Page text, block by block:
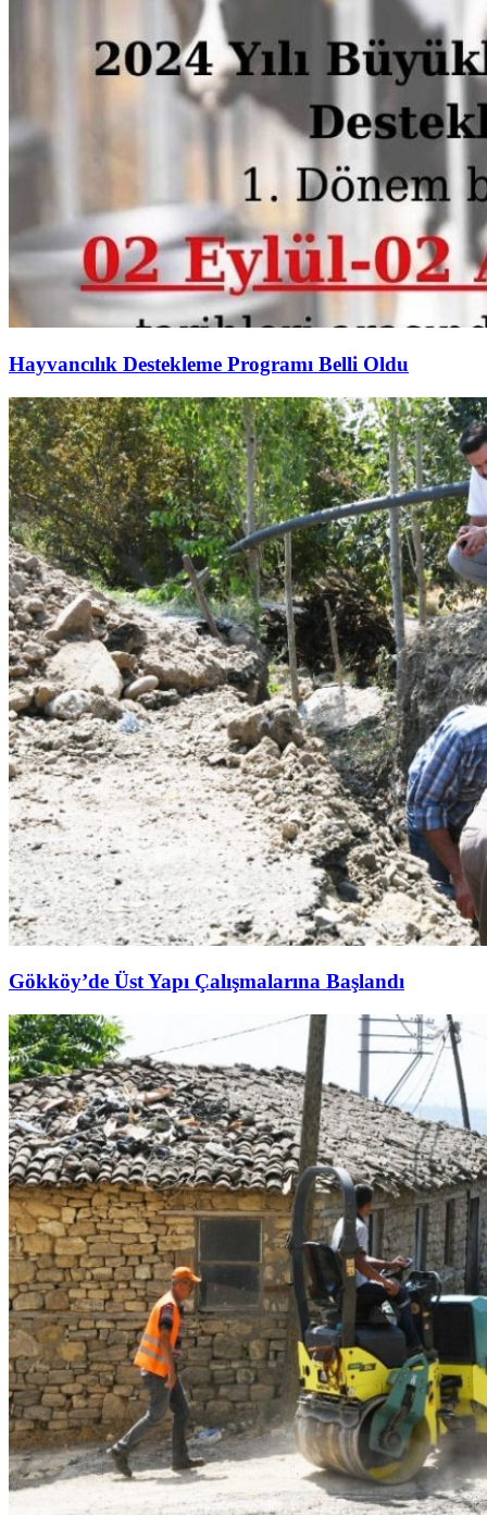
Hayvancılık Destekleme Programı Belli Oldu
Gökköy’de Üst Yapı Çalışmalarına Başlandı